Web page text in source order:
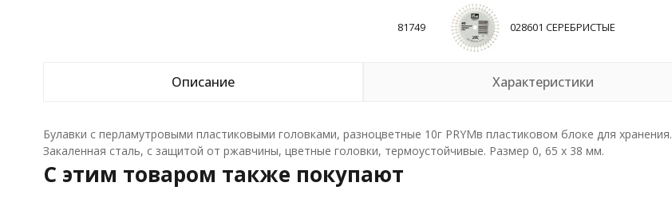
81749 028601 СЕРЕБРИСТЫЕ
Описание Характеристики
Булавки с перламутровыми пластиковыми головками, разноцветные 10г PRYMв пластиковом блоке для хранения.
Закаленная сталь, с защитой от ржавчины, цветные головки, термоустойчивые. Размер 0, 65 x 38 мм.
C этим товаром также покупают